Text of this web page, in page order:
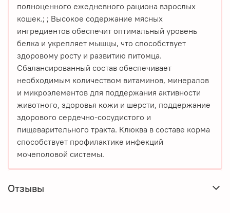
полноценного ежедневного рациона взрослых
кошек.; ; Высокое содержание мясных
ингредиентов обеспечит оптимальный уровень
белка и укрепляет мышцы, что способствует
здоровому росту и развитию питомца.
Сбалансированный состав обеспечивает
необходимым количеством витаминов, минералов
и микроэлементов для поддержания активности
животного, здоровья кожи и шерсти, поддержание
здорового сердечно-сосудистого и
пищеварительного тракта. Клюква в составе корма
способствует профилактике инфекций
мочеполовой системы.
Отзывы